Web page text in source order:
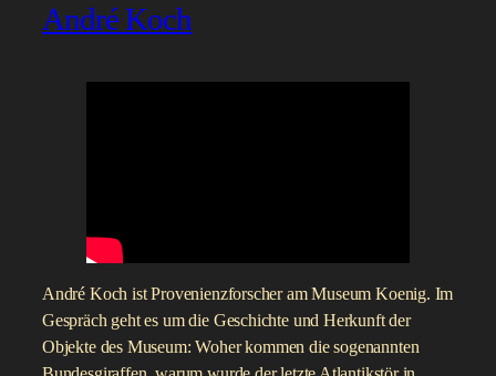
André Koch
André Koch ist Provenienzforscher am Museum Koenig. Im
Gespräch geht es um die Geschichte und Herkunft der
Objekte des Museum: Woher kommen die sogenannten